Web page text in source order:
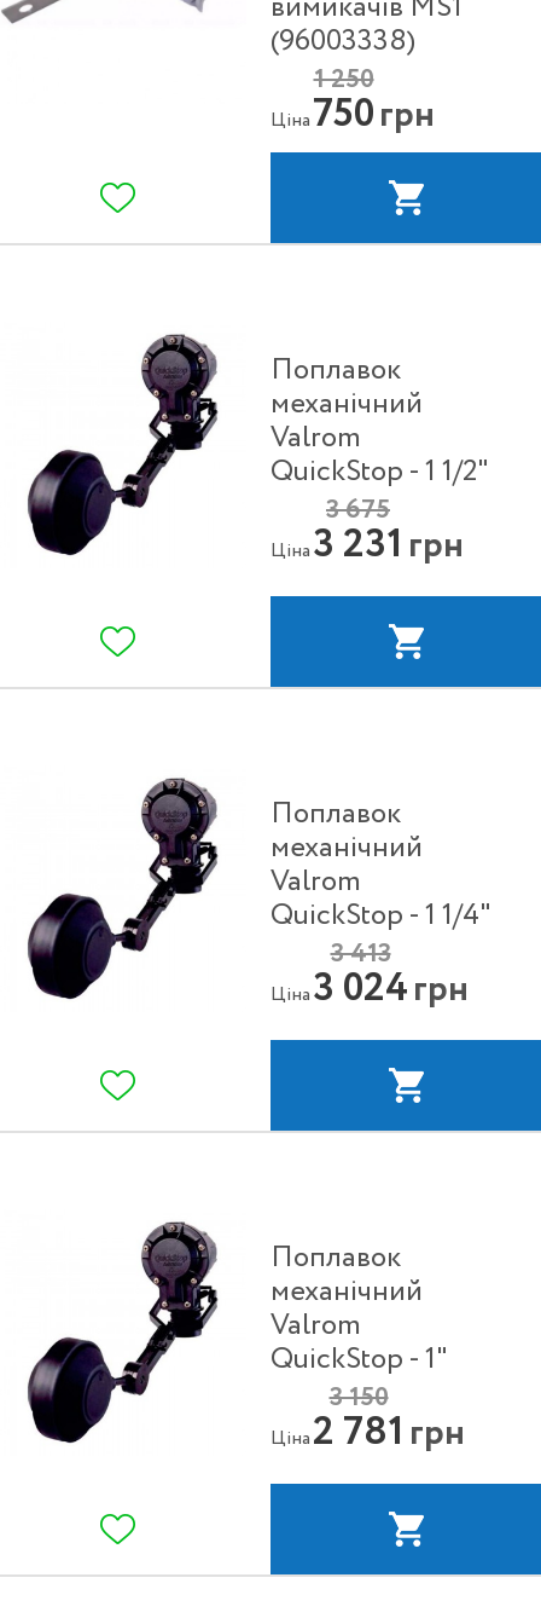
(96003338)
Ціна
1 250
750грн
Поплавок
механічний
Valrom
QuickStop - 1 1/2"
Ціна
3 675
3 231 грн
Поплавок
механічний
Valrom
QuickStop - 1 1/4"
Ціна
3 413
3 024грн
Поплавок
механічний
Valrom
QuickStop - 1"
Ціна
3 150
2 781 грн